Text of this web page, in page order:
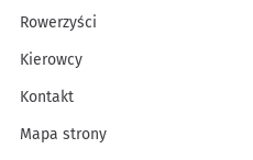
Rowerzyści
Kierowcy
Kontakt
Mapa strony